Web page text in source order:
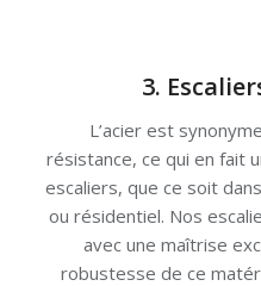
3.
L’acier est
résistance, ce qui en fait
escaliers, que ce soit
ou résidentiel. Nos
avec une maîtrise
robustesse de ce